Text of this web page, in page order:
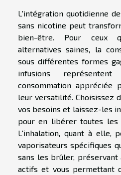
L'intégration quotidienne
sans nicotine peut
bien-être. Pour ceux
alternatives saines, la
sous différentes formes
infusions
consommation
leur versatilité. Choisissez
vos besoins et laissez-les
pour en libérer toutes les
L'inhalation, quant à elle,
vaporisateurs spécifiques
sans les brûler, préservant
actifs et vous permettant